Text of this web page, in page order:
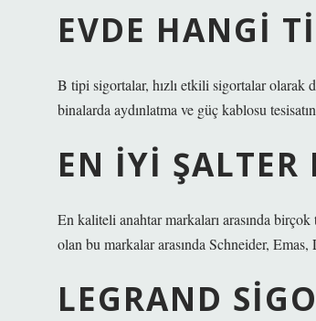
EVDE HANGI
B tipi sigortalar, hızlı etkili sigortalar olarak
binalarda aydınlatma ve güç kablosu
EN IYI ŞALTER
En kaliteli anahtar markaları arasında
olan bu markalar arasında Schneider,
LEGRAND